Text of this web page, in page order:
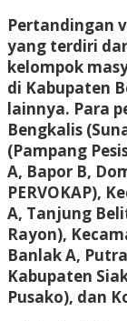
Pertandingan
yang terdiri
kelompok
di Kabupaten
lainnya. Para
Bengkalis
(Pampang
A, Bapor B,
PERVOKAP),
A, Tanjung
Rayon),
Banlak A,
Kabupaten
Pusako), dan